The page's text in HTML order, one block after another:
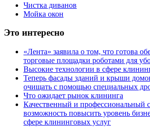
Чистка диванов
Мойка окон
Это интересно
«Лента» заявила о том, что готова
торговые площадки роботами для
Высокие технологии в сфере
Теперь фасады зданий и крыши
очищать с помощью специальных
Что ожидает рынок клининга
Качественный и профессиональный
возможность повысить уровень
сфере клининговых услуг